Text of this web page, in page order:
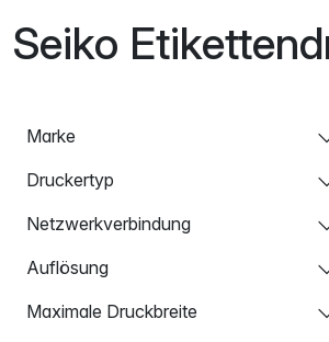
Seiko
Marke
Druckertyp
Netzwerkverbindung
Auflösung
Maximale Druckbreite